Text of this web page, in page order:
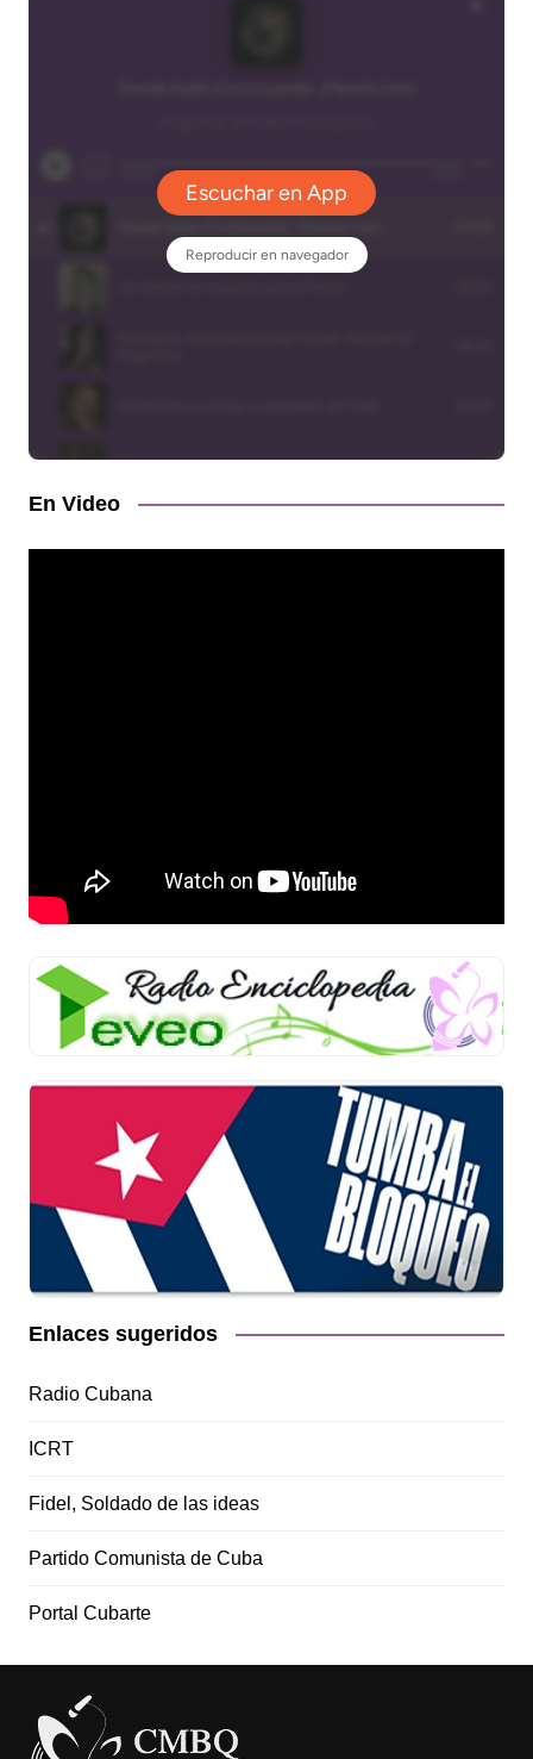
En Video
Enlaces sugeridos
Radio Cubana
ICRT
Fidel, Soldado de las ideas
Partido Comunista de Cuba
Portal Cubarte